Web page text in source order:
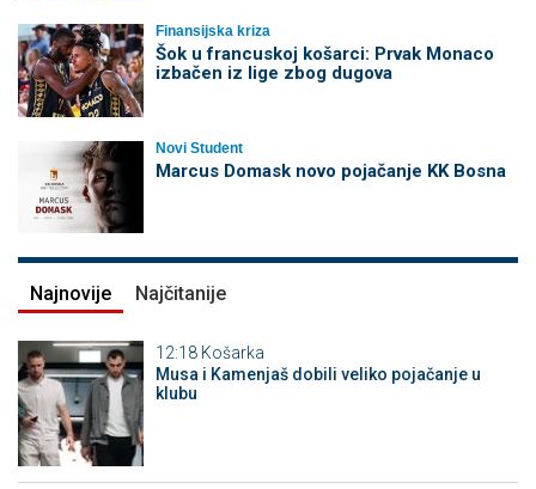
Finansijska kriza
Šok u francuskoj košarci: Prvak Monaco
izbačen iz lige zbog dugova
Novi Student
Marcus Domask novo pojačanje KK Bosna
Najnovije Najčitanije
12:18 Košarka
Musa i Kamenjaš dobili veliko pojačanje u
klubu